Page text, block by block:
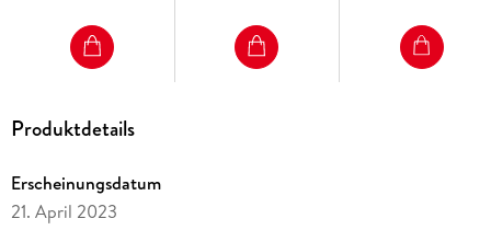
Verlangen.
Produktdetails
Erscheinungsdatum
21. April 2023